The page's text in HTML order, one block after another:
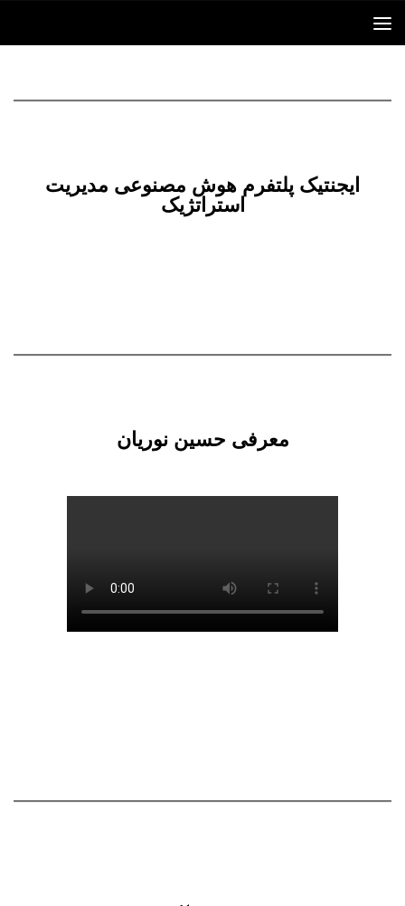
ایجنتیک پلتفرم هوش مصنوعی مدیریت
استراتژیک
معرفی حسین نوریان